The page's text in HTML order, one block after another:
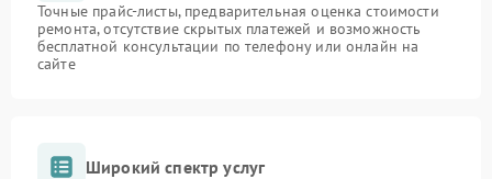
Точные прайс-листы, предварительная оценка стоимости
ремонта, отсутствие скрытых платежей и возможность
бесплатной консультации по телефону или онлайн на
сайте
Широкий спектр услуг